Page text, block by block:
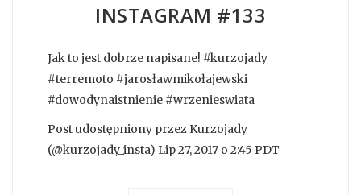
INSTAGRAM #133
Jak to jest dobrze napisane! #kurzojady
#terremoto #jarosławmikołajewski
#dowodynaistnienie #wrzenieswiata
Post udostępniony przez Kurzojady
(@kurzojady_insta) Lip 27, 2017 o 2:45 PDT